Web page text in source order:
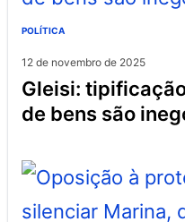
POLÍTICA
12 de novembro de 2025
gleisi: tipificação penal e apreensão
de bens são